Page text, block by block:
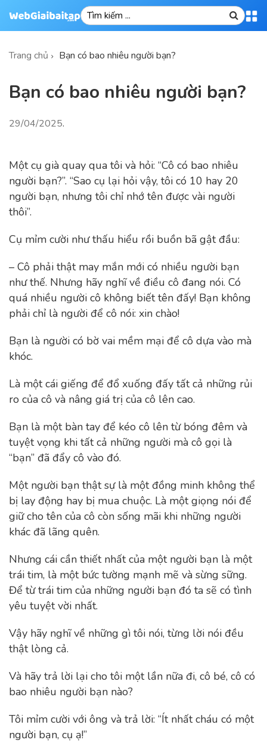
Trang chủ Bạn có bao nhiêu người bạn?
Bạn có bao nhiêu người bạn?
29/04/2025.
Một cụ già quay qua tôi và hỏi: “Cô có bao nhiêu
người bạn?”. “Sao cụ lại hỏi vậy, tôi có 10 hay 20
người bạn, nhưng tôi chỉ nhớ tên được vài người
thôi”.
Cụ mỉm cười như thấu hiểu rồi buồn bã gật đầu:
– Cô phải thật may mắn mới có nhiều người bạn
như thế. Nhưng hãy nghĩ về điều cô đang nói. Có
quá nhiều người cô không biết tên đấy! Bạn không
phải chỉ là người để cô nói: xin chào!
Bạn là người có bờ vai mềm mại để cô dựa vào mà
khóc.
Là một cái giếng để đổ xuống đấy tất cả những rủi
ro của cô và nâng giá trị của cô lên cao.
Bạn là một bàn tay để kéo cô lên từ bóng đêm và
tuyệt vọng khi tất cả những người mà cô gọi là
“bạn” đã đẩy cô vào đó.
Một người bạn thật sự là một đồng minh không thể
bị lay động hay bị mua chuộc. Là một giọng nói để
giữ cho tên của cô còn sống mãi khi những người
khác đã lãng quên.
Nhưng cái cần thiết nhất của một người bạn là một
trái tim, là một bức tường mạnh mẽ và sừng sững.
Để từ trái tim của những người bạn đó ta sẽ có tình
yêu tuyệt vời nhất.
Vậy hãy nghĩ về những gì tôi nói, từng lời nói đều
thật lòng cả.
Và hãy trả lời lại cho tôi một lần nữa đi, cô bé, cô có
bao nhiêu người bạn nào?
Tôi mỉm cười với ông và trả lời: “Ít nhất cháu có một
người bạn, cụ ạ!”